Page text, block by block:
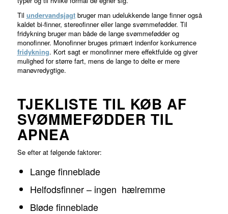
Til undervandsjagtbruger man udelukkende lange finner også
kaldet bi-finner, stereofinner eller lange svømmefødder. Til
fridykning bruger man både de lange svømmefødder og
monofinner. Monofinner bruges primært indenfor konkurrence
fridykning. Kort sagt er monofinner mere effektfulde og giver
mulighed for større fart, mens de lange to delte er mere
manøvredygtige.
TJEKLISTE TIL KØB AF
SVØMMEFØDDER TIL
APNEA
Se efter at følgende faktorer:
Lange finneblade
Helfodsfinner – ingen hælremme
Bløde finneblade